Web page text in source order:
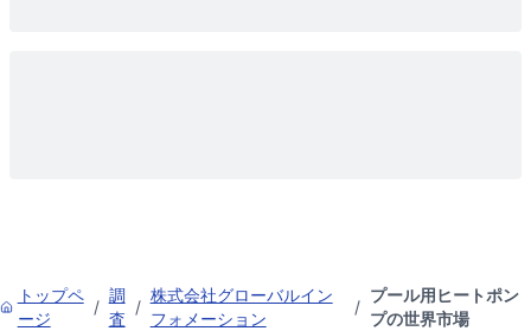
トップペ
ージ
/
調
査
/
株式会社グローバルイン
フォメーション
/
プール用ヒートポン
プの世界市場